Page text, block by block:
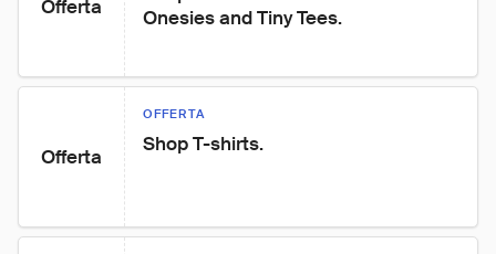
Offerta
Onesies and Tiny Tees.
Offerta
OFFERTA
Shop T-shirts.